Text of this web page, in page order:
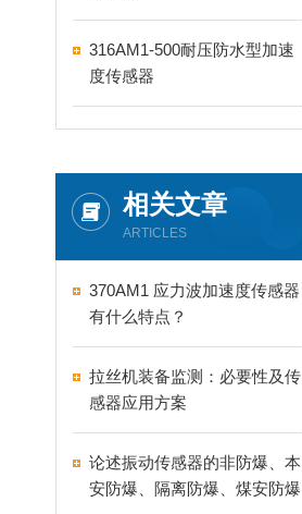
316AM1-500耐压防水型加速
度传感器
相关文章
ARTICLES
370AM1 应力波加速度传感器
有什么特点？
拉丝机装备监测：必要性及传
感器应用方案
论述振动传感器的非防爆、本
安防爆、隔离防爆、煤安防爆